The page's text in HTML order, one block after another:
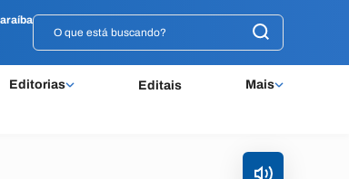
Editorias Editais Mais